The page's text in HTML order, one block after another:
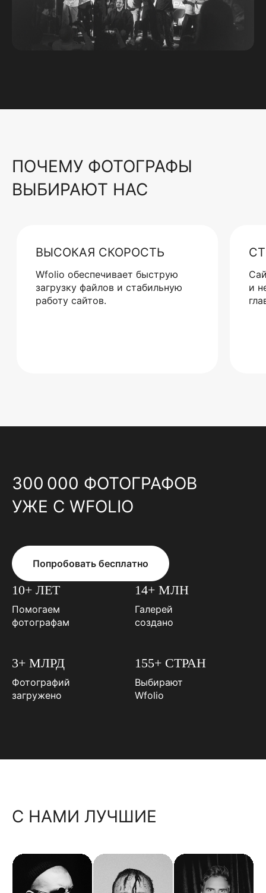
ПОЧЕМУ ФОТОГРАФЫ
ВЫБИРАЮТ НАС
ВЫСОКАЯ СКОРОСТЬ
Wfolio обеспечивает быструю
загрузку файлов и стабильную
работу сайтов.
и
300 000 ФОТОГРАФОВ
УЖЕ С WFOLIO
Попробовать бесплатно
10+ ЛЕТ
Помогаем
фотографам
14+ МЛН
Галерей
создано
3+ МЛРД
Фотографий
загружено
155+ СТРАН
Выбирают
Wfolio
С НАМИ ЛУЧШИЕ